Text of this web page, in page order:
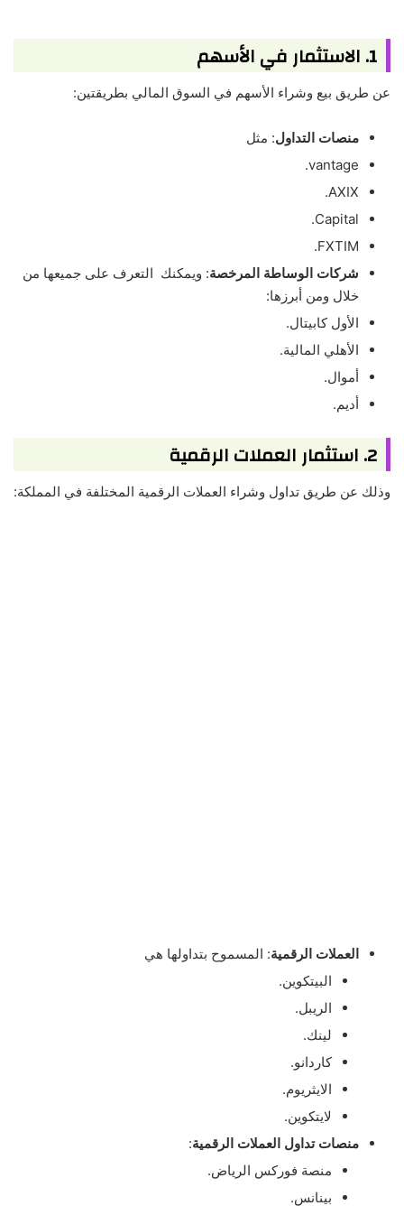
1. الاستثمار في الأسهم
عن طريق بيع وشراء الأسهم في السوق المالي بطريقتين:
منصات التداول: مثل
vantage.
AXIX.
Capital.
FXTIM.
شركات الوساطة المرخصة: ويمكنك التعرف على جميعها من
خلال ومن أبرزها:
الأول كابيتال.
الأهلي المالية.
أموال.
أديم.
2. استثمار العملات الرقمية
وذلك عن طريق تداول وشراء العملات الرقمية المختلفة في المملكة:
العملات الرقمية: المسموح بتداولها هي
البيتكوين.
الريبل.
لينك.
كاردانو.
الايثريوم.
لايتكوين.
منصات تداول العملات الرقمية:
منصة فوركس الرياض.
بينانس.